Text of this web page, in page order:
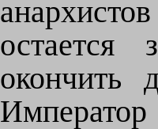
остается
окончить